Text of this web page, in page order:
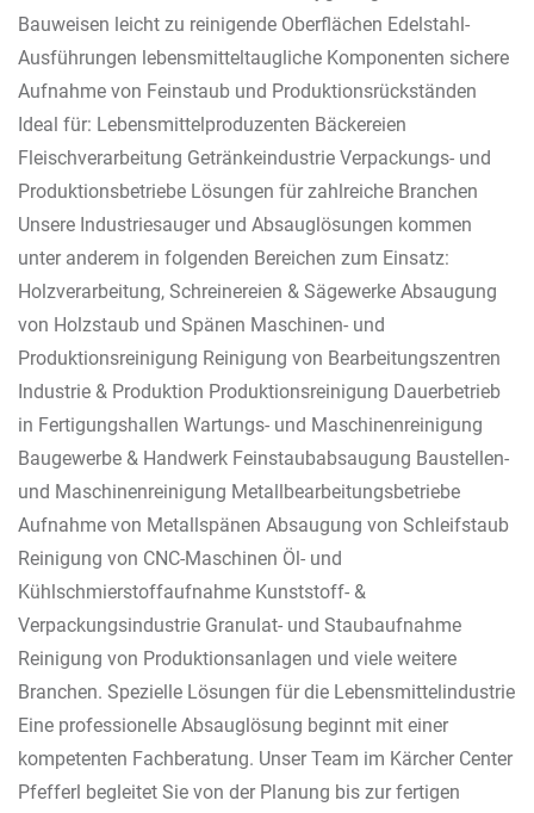
Bauweisen leicht zu reinigende Oberflächen Edelstahl-
Ausführungen lebensmitteltaugliche Komponenten sichere
Aufnahme von Feinstaub und Produktionsrückständen
Ideal für: Lebensmittelproduzenten Bäckereien
Fleischverarbeitung Getränkeindustrie Verpackungs- und
Produktionsbetriebe Lösungen für zahlreiche Branchen
Unsere Industriesauger und Absauglösungen kommen
unter anderem in folgenden Bereichen zum Einsatz:
Holzverarbeitung, Schreinereien & Sägewerke Absaugung
von Holzstaub und Spänen Maschinen- und
Produktionsreinigung Reinigung von Bearbeitungszentren
Industrie & Produktion Produktionsreinigung Dauerbetrieb
in Fertigungshallen Wartungs- und Maschinenreinigung
Baugewerbe & Handwerk Feinstaubabsaugung Baustellen-
und Maschinenreinigung Metallbearbeitungsbetriebe
Aufnahme von Metallspänen Absaugung von Schleifstaub
Reinigung von CNC-Maschinen Öl- und
Kühlschmierstoffaufnahme Kunststoff- &
Verpackungsindustrie Granulat- und Staubaufnahme
Reinigung von Produktionsanlagen und viele weitere
Branchen. Spezielle Lösungen für die Lebensmittelindustrie
Eine professionelle Absauglösung beginnt mit einer
kompetenten Fachberatung. Unser Team im Kärcher Center
Pfefferl begleitet Sie von der Planung bis zur fertigen